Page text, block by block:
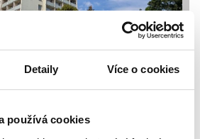
Detaily Více o cookies
používá cookies
22 m2 Malátova, Ústí nad